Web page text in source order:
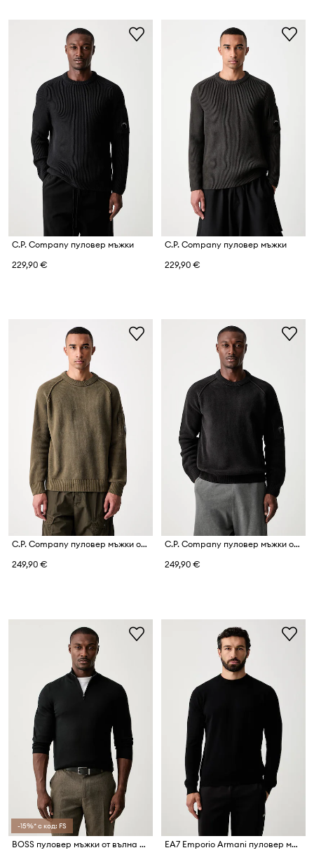
C.P. Company пуловер мъжки
229,90 €
C.P. Company пуловер мъжки
229,90 €
C.P. Company пуловер мъжки от памук
249,90 €
C.P. Company пуловер мъжки от памук
249,90 €
-15%* с код: FS
BOSS пуловер мъжки от вълна H-Ebenji
EA7 Emporio Armani пуловер мъжки с вълна